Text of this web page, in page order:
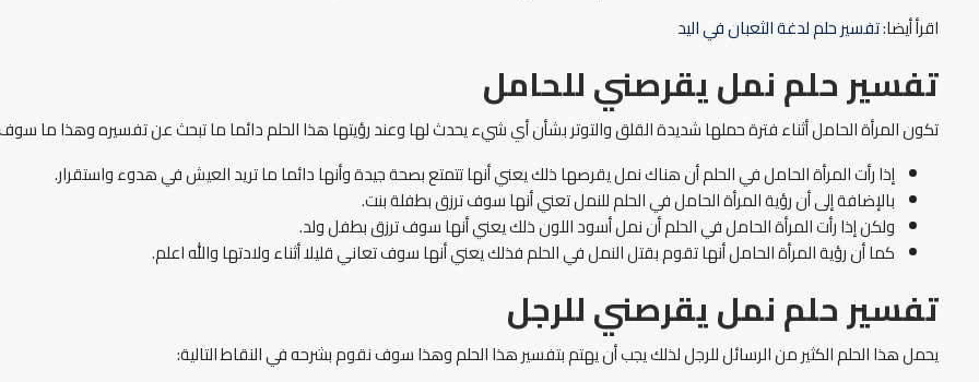
اقرأ أيضا:تفسير حلم لدغة الثعبان في اليد
تفسير حلم نمل يقرصني للحامل
تكون المرأة الحامل أثناء فترة حملها شديدة القلق والتوتر بشأن أي شيء يحدث لها وعند رؤيتها هذا الحلم دائما ما تبحث عن تفسيره وهذا ما سوف
إذا رأت المرأة الحامل في الحلم أن هناك نمل يقرصها ذلك يعني أنها تتمتع بصحة جيدة وأنها دائما ما تريد العيش في هدوء واستقرار.
بالإضافة إلى أن رؤية المرأة الحامل في الحلم للنمل تعني أنها سوف ترزق بطفلة بنت.
ولكن إذا رأت المرأة الحامل في الحلم أن نمل أسود اللون ذلك يعني أنها سوف ترزق بطفل ولد.
كما أن رؤية المرأة الحامل أنها تقوم بقتل النمل في الحلم فذلك يعني أنها سوف تعاني قليلا أثناء ولادتها والله اعلم.
تفسير حلم نمل يقرصني للرجل
يحمل هذا الحلم الكثير من الرسائل للرجل لذلك يجب أن يهتم بتفسير هذا الحلم وهذا سوف نقوم بشرحه في النقاط التالية: